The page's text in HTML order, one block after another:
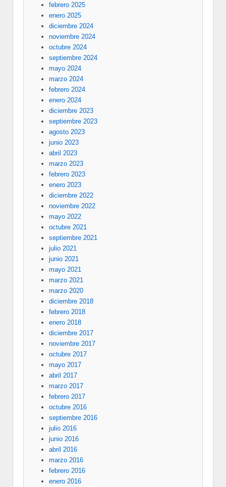
febrero 2025
enero 2025
diciembre 2024
noviembre 2024
octubre 2024
septiembre 2024
mayo 2024
marzo 2024
febrero 2024
enero 2024
diciembre 2023
septiembre 2023
agosto 2023
junio 2023
abril 2023
marzo 2023
febrero 2023
enero 2023
diciembre 2022
noviembre 2022
mayo 2022
octubre 2021
septiembre 2021
julio 2021
junio 2021
mayo 2021
marzo 2021
marzo 2020
diciembre 2018
febrero 2018
enero 2018
diciembre 2017
noviembre 2017
octubre 2017
mayo 2017
abril 2017
marzo 2017
febrero 2017
octubre 2016
septiembre 2016
julio 2016
junio 2016
abril 2016
marzo 2016
febrero 2016
enero 2016